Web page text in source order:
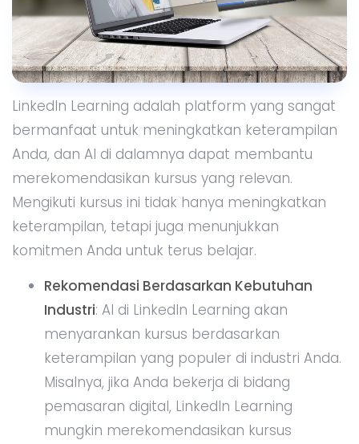
LinkedIn Learning adalah platform yang sangat
bermanfaat untuk meningkatkan keterampilan
Anda, dan AI di dalamnya dapat membantu
merekomendasikan kursus yang relevan.
Mengikuti kursus ini tidak hanya meningkatkan
keterampilan, tetapi juga menunjukkan
komitmen Anda untuk terus belajar.
Rekomendasi Berdasarkan Kebutuhan
Industri: AI di LinkedIn Learning akan
menyarankan kursus berdasarkan
keterampilan yang populer di industri Anda.
Misalnya, jika Anda bekerja di bidang
pemasaran digital, LinkedIn Learning
mungkin merekomendasikan kursus